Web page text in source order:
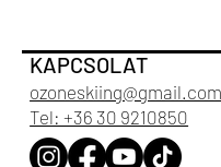
KAPCSOLAT
ozoneskiing@gmail.com
Tel: +36 30 9210850